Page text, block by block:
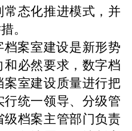
常态化推进模式 ， 并
。
档案室建设是新形势
和必然要求， 数字档
案室建设质量进行把
统一领导、分级管
级档案主管部门负责